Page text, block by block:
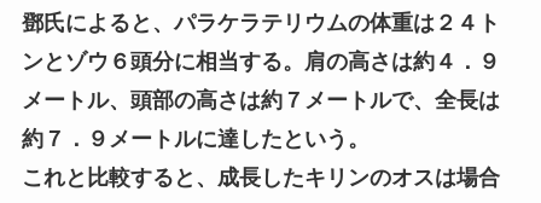
鄧氏によると、パラケラテリウムの体重は２４ト
ンとゾウ６頭分に相当する。肩の高さは約４．９
メートル、頭部の高さは約７メートルで、全長は
約７．９メートルに達したという。
これと比較すると、成長したキリンのオスは場合